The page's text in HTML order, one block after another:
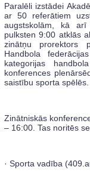
Paralēli izstādei
ar 50 referātiem
augstskolām, kā
pulksten 9:00 atklās
zinātņu prorektors
Handbola
kategorijas
konferences
saistību sporta spēlēs.
Zinātniskās
– 16:00. Tas noritēs
· Sporta vadība